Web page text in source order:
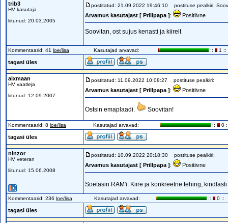
trib3
HV kasutaja
liitunud: 20.03.2005
postitatud: 21.09.2022 19:46:10 postituse pealkiri:
Arvamus kasutajast [ Prillpapa ]: Positiivne
Soovitan, ost sujus kenasti ja kiirelt
Kommentaarid: 41 loe/lisa Kasutajad arvavad: :: 1 ::
tagasi üles
aixmaan
HV vaatleja
liitunud: 12.09.2007
postitatud: 11.09.2022 10:08:27 postituse pealkiri:
Arvamus kasutajast [ Prillpapa ]: Positiivne
Ostsin emaplaadi. Soovitan!
Kommentaarid: 8 loe/lisa Kasutajad arvavad: :: 0
tagasi üles
ninzor
HV veteran
liitunud: 15.06.2008
postitatud: 10.09.2022 20:18:30 postituse pealkiri:
Arvamus kasutajast [ Prillpapa ]: Positiivne
Soetasin RAM'i. Kiire ja konkreetne tehing,
Kommentaarid: 236 loe/lisa Kasutajad arvavad: :: 0 ::
tagasi üles